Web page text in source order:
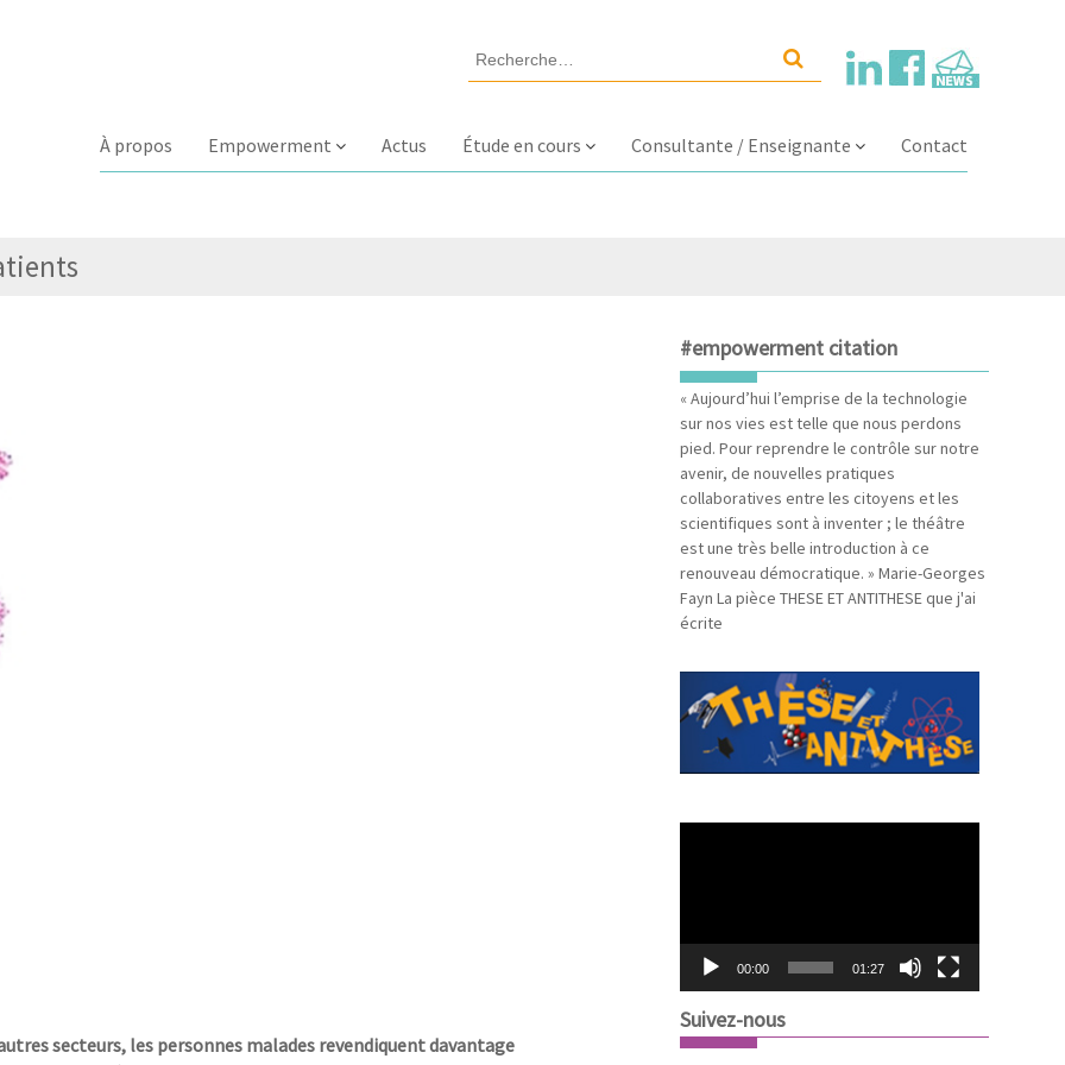
À propos Empowerment Actus Étude en cours Consultante / Enseignante Contact
secteurs, les personnes malades revendiquent davantage
#empowerment citation
« Aujourd’hui l’emprise de la technologie
sur nos vies est telle que nous perdons
pied. Pour reprendre le contrôle sur notre
avenir, de nouvelles pratiques
collaboratives entre les citoyens et les
scientifiques sont à inventer ; le théâtre
est une très belle introduction à ce
renouveau démocratique. » Marie-Georges
Fayn La pièce THESE ET ANTITHESE que j'ai
écrite
v
i
00:00 01:27
Suivez-nous